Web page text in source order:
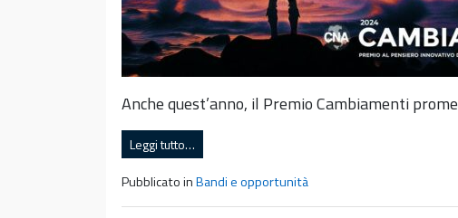
Anche quest’anno, il Premio Cambiamenti
Leggi tutto…
Pubblicato inBandi e opportunità